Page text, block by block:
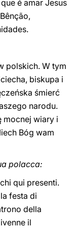
é amar Jesus
polskich. W tym
biskupa i
śmierć
narodu.
mocnej wiary i
Bóg wam
polacca:
qui presenti.
festa di
della
il